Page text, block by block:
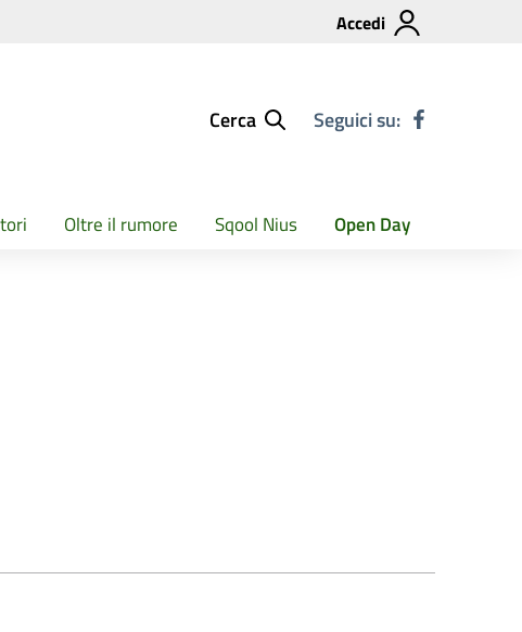
Accedi
Cerca Seguici su:
Oltre il rumore Sqool Nius Open Day